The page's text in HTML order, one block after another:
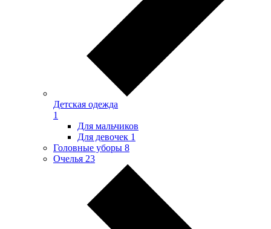
Детская одежда
1
Для мальчиков
Для девочек 1
Головные уборы 8
Очелья 23